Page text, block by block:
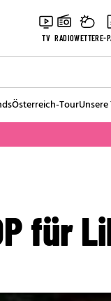
TV RADIOWETTERE-
Österreich-Tour
für